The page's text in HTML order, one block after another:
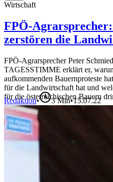
Wirtschaft
FPÖ-
zerstören die
FPÖ-Agrarsprecher Peter
TAGESSTIMME erklärt er,
aufkommenden Bauernproteste
für die Landwirtschaft hat und
für die österreichischen Bauern
Redaktion• 3Min•15.07.22